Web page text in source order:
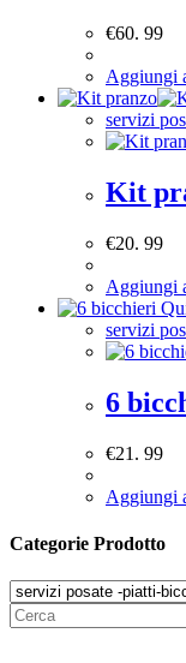
€60. 99
Aggiungi
servizi
Kit
€20. 99
Aggiungi
servizi
6
€21. 99
Aggiungi
Categorie Prodotto